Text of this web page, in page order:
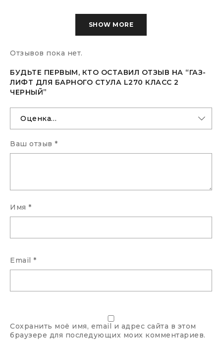
SHOW MORE
Отзывов пока нет.
БУДЬТЕ ПЕРВЫМ, КТО ОСТАВИЛ ОТЗЫВ НА “ГАЗ-
ЛИФТ ДЛЯ БАРНОГО СТУЛА L270 КЛАСС 2
ЧЕРНЫЙ”
Ваш отзыв *
Имя *
Email *
Сохранить моё имя, email и адрес сайта в этом
браузере для последующих моих комментариев.